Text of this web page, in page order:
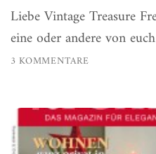
Liebe Vintage Treasure
eine oder andere von
3 KOMMENTARE